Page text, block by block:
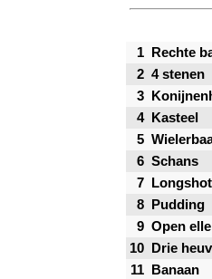
1
Rechte
2 4 stenen
3
4
Kasteel
5
6 Schans
7
Longshot
8
Pudding
9 Open
10
Drie
11
Banaan